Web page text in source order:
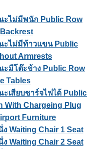
ะไม่มีพนัก Public Row
ะไม่มีท้าวแขน Public
Armrests
ะมีโต๊ะข้าง Public Row
Tables
ะเสียบชาร์จไฟได้ Public
With Chargeing Plug
Furniture
Waiting Chair 1 Seat
Waiting Chair 2 Seat